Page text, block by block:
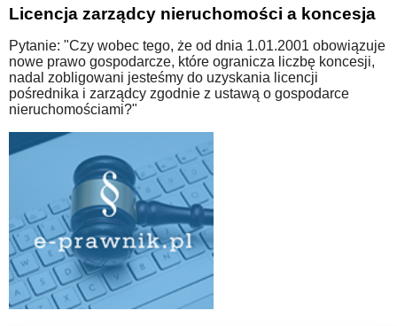
Licencja zarządcy nieruchomości a koncesja
Pytanie: "Czy wobec tego, że od dnia 1.01.2001 obowiązuje
nowe prawo gospodarcze, które ogranicza liczbę koncesji,
nadal zobligowani jesteśmy do uzyskania licencji
pośrednika i zarządcy zgodnie z ustawą o gospodarce
nieruchomościami?"